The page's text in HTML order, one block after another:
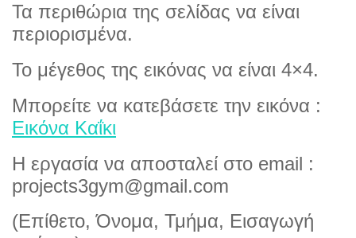
Τα περιθώρια της σελίδας να είναι
περιορισμένα.
Το μέγεθος της εικόνας να είναι 4×4.
Μπορείτε να κατεβάσετε την εικόνα :
Εικόνα Καΐκι
Η εργασία να αποσταλεί στο email :
projects3gym@gmail.com
(Επίθετο, Όνομα, Τμήμα, Εισαγωγή